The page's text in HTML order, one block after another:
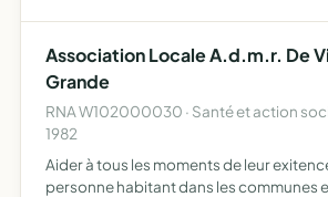
Association Locale A.d.m.r. De
Grande
RNA W102000030 · Santé et action
1982
Aider à tous les moments de leur
personne habitant dans les communes